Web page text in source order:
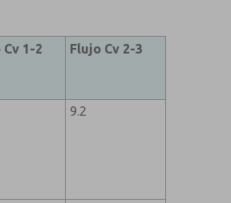
1-2 Flujo Cv 2-3
9.2